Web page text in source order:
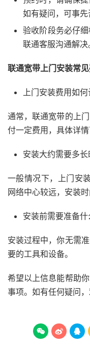
如有疑问，可事先
验收阶段务必仔
联通客服沟通解决
联通宽带上门安装常
上门安装费用如何
通常，联通宽带的上
付一定费用，具体详情
安装大约需要多长
一般情况下，上门安
网络中心较远，安装时
安装前需要准备什
安装过程中，你无需
要的工具和设备。
希望以上信息能帮助
事项。如有任何疑问
  